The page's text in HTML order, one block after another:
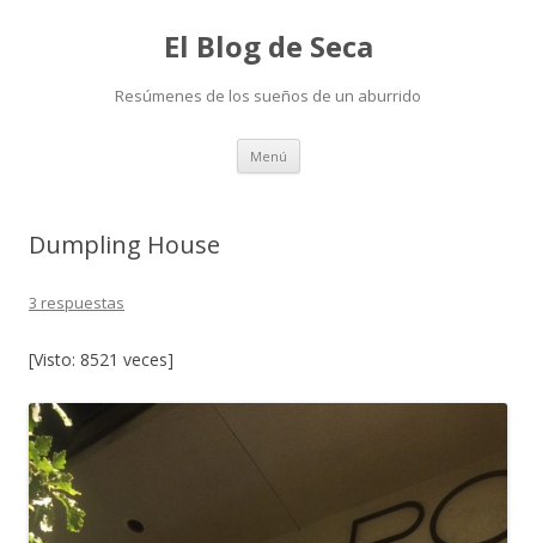
El Blog de Seca
Resúmenes de los sueños de un aburrido
Menú Ir
contenido
Dumpling House
3 respuestas
[Visto: 8521 veces]